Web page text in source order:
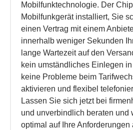
Mobilfunktechnologie. Der
Mobilfunkgerät installiert, Sie
einen Vertrag mit einem
innerhalb weniger Sekunden
lange Wartezeit auf den
kein umständliches Einlegen
keine Probleme beim
aktivieren und flexibel
Lassen Sie sich jetzt bei
und unverbindlich beraten und
optimal auf Ihre Anforderungen